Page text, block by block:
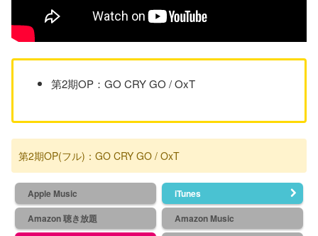
第2期OP：GO CRY GO / OxT
第2期OP(フル)：GO CRY GO / OxT
Apple Music
iTunes
Amazon 聴き放題
Amazon Music